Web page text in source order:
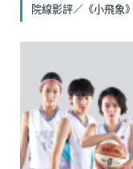
院線影評／《小飛象